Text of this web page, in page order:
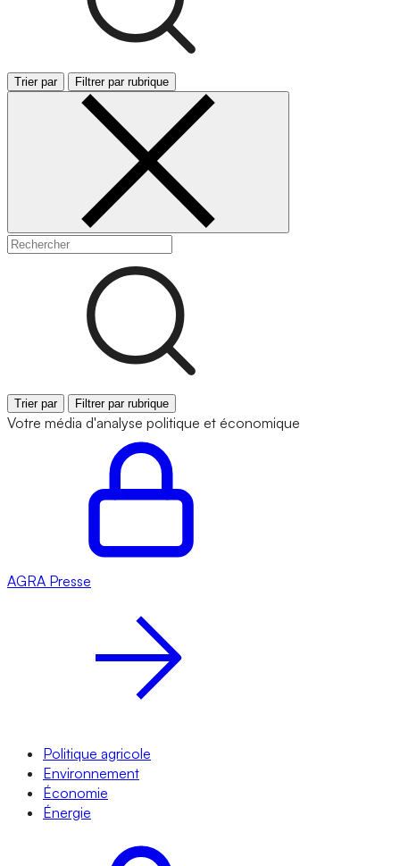
Trier par Filtrer par rubrique
Trier par Filtrer par rubrique
Votre média d'analyse politique et économique
AGRA Presse
Politique agricole
Environnement
Économie
Énergie